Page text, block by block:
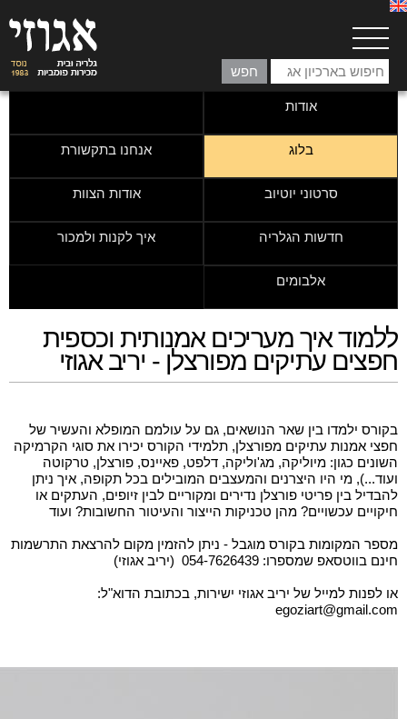
אודות
בלוג אנחנו בתקשורת
סרטוני יוטיוב אודות הצוות
חדשות הגלריה איך לקנות ולמכור
אלבומים
ללמוד איך מעריכים אמנותית וכספית
חפצים עתיקים מפורצלן - יריב אגוזי
בקורס ילמדו בין שאר הנושאים, גם על עולמם המופלא והעשיר של
חפצי אמנות עתיקים מפורצלן, תלמידי הקורס יכירו את סוגי הקרמיקה
השונים כגון: מיוליקה, מג'וליקה, דלפט, פאיינס, פורצלן, טרקוטה
ועוד...), מי היו היצרנים והמעצבים המובילים בכל תקופה, איך ניתן
להבדיל בין פריטי פורצלן נדירים ומקוריים לבין זיופים, העתקים או
חיקויים עכשויים? מהן טכניקות הייצור והעיטור החשובות? ועוד
מספר המקומות בקורס מוגבל - ניתן להזמין מקום להרצאת התרשמות
חינם בווטסאפ שמספרו: 054-7626439 (יריב אגוזי)
או לפנות למייל של יריב אגוזי ישירות, בכתובת הדוא"ל:
egoziart@gmail.com